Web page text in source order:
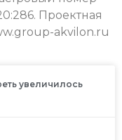
Проектная
akvilon.ru
увеличилось